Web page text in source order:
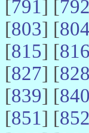
[791] [792
[803] [804
[815] [816
[827] [828
[839] [840
[851] [852